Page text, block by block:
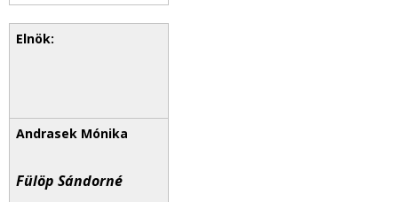
Fülöp Sándorné